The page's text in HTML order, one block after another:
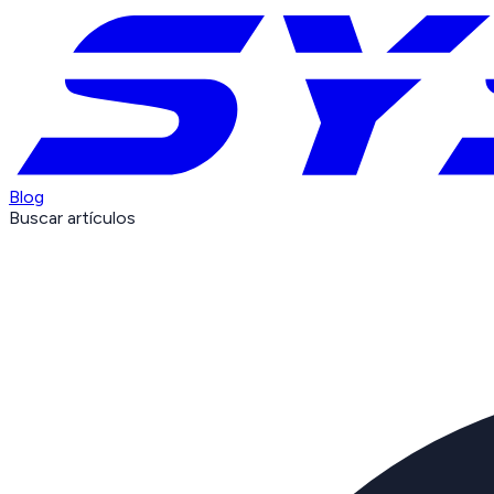
Blog
Buscar artículos